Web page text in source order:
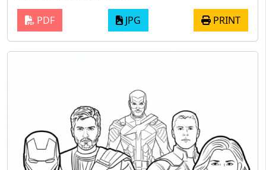
PDF JPG PRINT